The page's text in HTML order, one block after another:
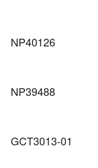
NP40126
NP39488
GCT3013-01